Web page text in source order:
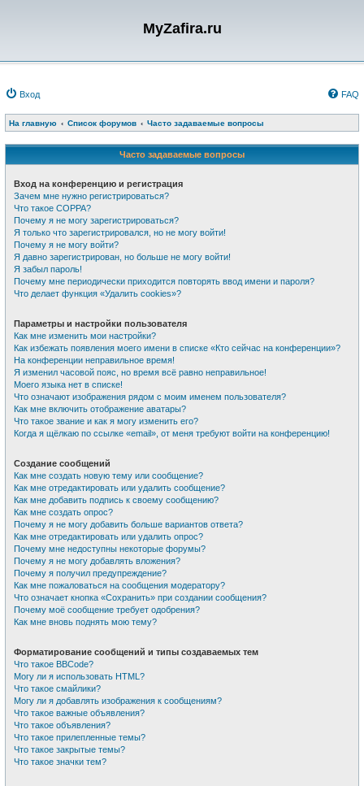
MyZafira.ru
Вход FAQ
На главную Список форумов Часто задаваемые вопросы
Часто задаваемые вопросы
Вход на конференцию и регистрация
Зачем мне нужно регистрироваться?
Что такое COPPA?
Почему я не могу зарегистрироваться?
Я только что зарегистрировался, но не могу войти!
Почему я не могу войти?
Я давно зарегистрирован, но больше не могу войти!
Я забыл пароль!
Почему мне периодически приходится повторять ввод имени и пароля?
Что делает функция «Удалить cookies»?
Параметры и настройки пользователя
Как мне изменить мои настройки?
Как избежать появления моего имени в списке «Кто сейчас на конференции»?
На конференции неправильное время!
Я изменил часовой пояс, но время всё равно неправильное!
Моего языка нет в списке!
Что означают изображения рядом с моим именем пользователя?
Как мне включить отображение аватары?
Что такое звание и как я могу изменить его?
Когда я щёлкаю по ссылке «email», от меня требуют войти на конференцию!
Создание сообщений
Как мне создать новую тему или сообщение?
Как мне отредактировать или удалить сообщение?
Как мне добавить подпись к своему сообщению?
Как мне создать опрос?
Почему я не могу добавить больше вариантов ответа?
Как мне отредактировать или удалить опрос?
Почему мне недоступны некоторые форумы?
Почему я не могу добавлять вложения?
Почему я получил предупреждение?
Как мне пожаловаться на сообщения модератору?
Что означает кнопка «Сохранить» при создании сообщения?
Почему моё сообщение требует одобрения?
Как мне вновь поднять мою тему?
Форматирование сообщений и типы создаваемых тем
Что такое BBCode?
Могу ли я использовать HTML?
Что такое смайлики?
Могу ли я добавлять изображения к сообщениям?
Что такое важные объявления?
Что такое объявления?
Что такое прилепленные темы?
Что такое закрытые темы?
Что такое значки тем?